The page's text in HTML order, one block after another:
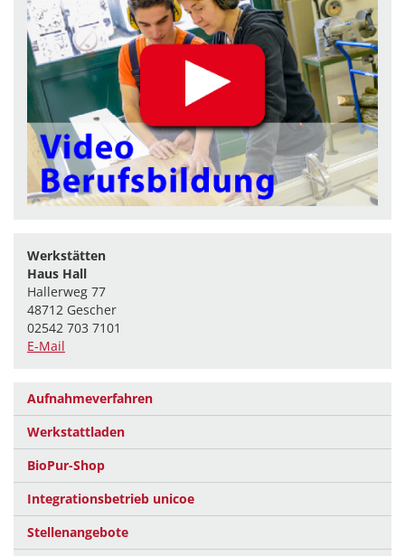
Werkstätten
Haus Hall
Hallerweg 77
48712 Gescher
02542 703 7101
E-Mail
Aufnahmeverfahren
Werkstattladen
BioPur-Shop
Integrationsbetrieb unicoe
Stellenangebote